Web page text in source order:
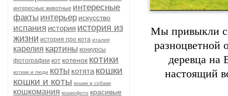
интересные животные интересные
факты интерьер искусство
испания история история из
жизни история про кота италия
карелия картины конкурсы
фотографии кот котенок котики
котики и люди коты котята кошки
кошки и коты кошки и собаки
кошкомания кошкофото красивые
Мы привыкли
разноцветной
деревца на
настоящий